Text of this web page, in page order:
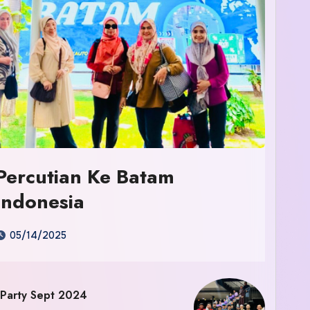
Ke Batam
05/14/2025
Sept 2024